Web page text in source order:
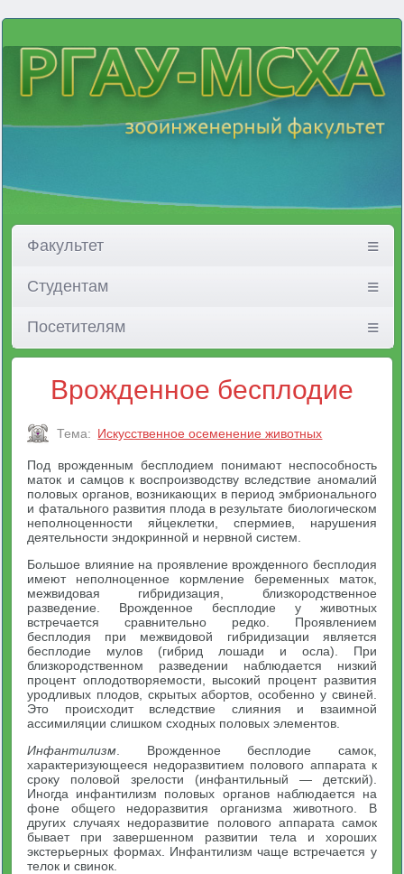
Факультет
Студентам
Посетителям
Врожденное бесплодие
Тема: Искусственное осеменение животных
Под врожденным бесплодием понимают неспособность
маток и самцов к воспроизводству вследствие аномалий
половых органов, возникающих в период эмбрионального
и фатального развития плода в результате биологическом
неполноценности яйцеклетки, спермиев, нарушения
деятельности эндокринной и нервной систем.
Большое влияние на проявление врожденного бесплодия
имеют неполноценное кормление беременных маток,
межвидовая гибридизация, близкородственное
разведение. Врожденное бесплодие у животных
встречается сравнительно редко. Проявлением
бесплодия при межвидовой гибридизации является
бесплодие мулов (гибрид лошади и осла). При
близкородственном разведении наблюдается низкий
процент оплодотворяемости, высокий процент развития
уродливых плодов, скрытых абортов, особенно у свиней.
Это происходит вследствие слияния и взаимной
ассимиляции слишком сходных половых элементов.
Инфантилизм . Врожденное бесплодие самок,
характеризующееся недоразвитием полового аппарата к
сроку половой зрелости (инфантильный — детский).
Иногда инфантилизм половых органов наблюдается на
фоне общего недоразвития организма животного. В
других случаях недоразвитие полового аппарата самок
бывает при завершенном развитии тела и хороших
экстерьерных формах. Инфантилизм чаще встречается у
телок и свинок.